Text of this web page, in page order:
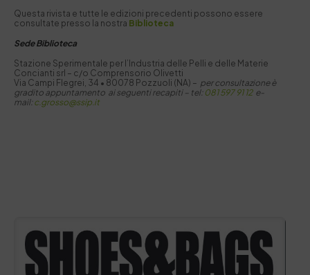
Questa rivista e tutte le edizioni precedenti possono essere
consultate presso la nostra Biblioteca
Sede Biblioteca
Stazione Sperimentale per I’Industria delle Pelli e delle Materie
Concianti srl – c/o Comprensorio Olivetti
Via Campi Flegrei, 34 • 80078 Pozzuoli (NA) – per consultazione è
gradito appuntamento ai seguenti recapiti – tel: 081 597 91 12e-
mail:c.grosso@ssip.it